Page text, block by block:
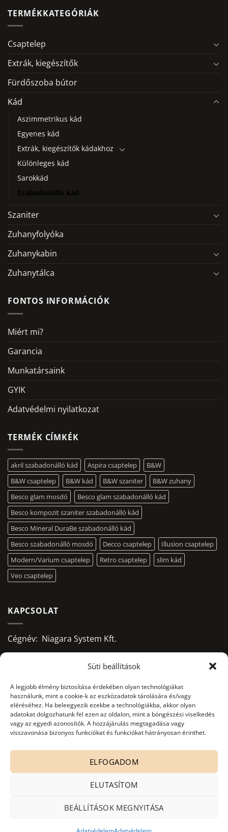
Süti beállítások
A legjobb élmény biztosítása érdekében olyan technológiákat
használunk, mint a cookie-k az eszközadatok tárolására és/vagy
eléréséhez. Ha beleegyezik ezekbe a technológiákba, akkor olyan
adatokat dolgozhatunk fel ezen az oldalon, mint a böngészési viselkedés
vagy az egyedi azonosítók. A hozzájárulás megtagadása vagy
visszavonása bizonyos funkciókat és funkciókat hátrányosan érinthet.
ELFOGADOM
ELUTASÍTOM
BEÁLLÍTÁSOK MEGNYITÁSA
TERMÉKKATEGÓRIÁK
Csaptelep
Extrák, kiegészítők
Fürdőszoba bútor
Kád
Aszimmetrikus kád
Egyenes kád
Extrák, kiegészítők kádakhoz
Különleges kád
Sarokkád
Szabadonálló kád
Szaniter
Zuhanyfolyóka
Zuhanykabin
Zuhanytálca
FONTOS INFORMÁCIÓK
Miért mi?
Garancia
Munkatársaink
GYIK
Adatvédelmi nyilatkozat
TERMÉK CÍMKÉK
akril szabadonálló kád Aspira csaptelep
B&W
B&W csaptelep
B&W kád B&W szaniter
B&W zuhany
Besco glam mosdó
Besco glam szabadonálló kád
Besco kompozit szaniter szabadonálló kád
Besco Mineral DuraBe szabadonálló kád
Besco szabadonálló mosdó
Decco csaptelep
Illusion csaptelep
Modern/Varium csaptelep
Retro csaptelep
slim kád
Veo csaptelep
KAPCSOLAT
Cégnév: Niagara System Kft.
Adószám: 13156668-2-09
Bankszámlaszám:
10403428-50526956-71541002
Adatkezelés nyilvántartási száma:
NAIH-82806/2015.
office@niagarasystem.hu
+36 52 535 712